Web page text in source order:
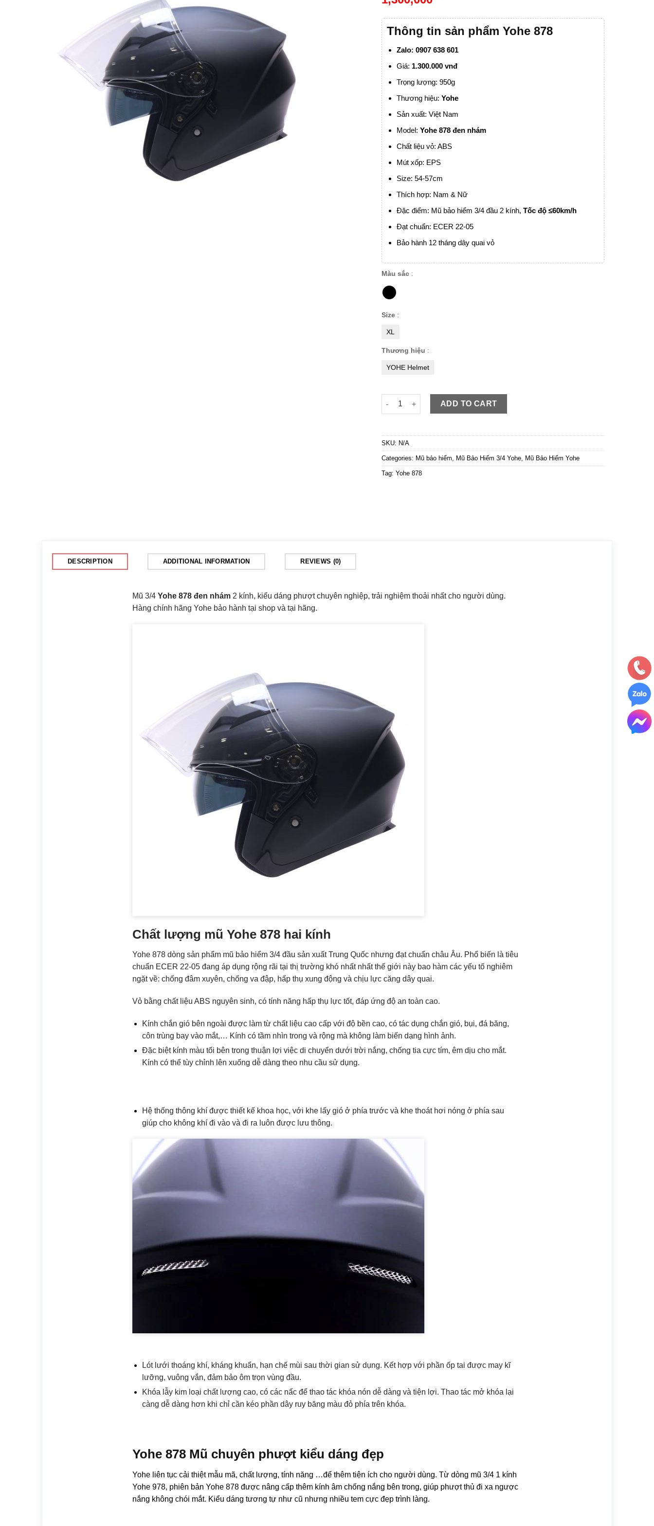
Thông tin sản phẩm Yohe 878
Zalo: 0907 638 601
Giá: 1.300.000 vnđ
Trọng lượng: 950g
Thương hiệu: Yohe
Sản xuất: Việt Nam
Model: Yohe 878 đen nhám
Chất liệu vỏ: ABS
Mút xốp: EPS
Size: 54-57cm
Thích hợp: Nam & Nữ
Đặc điểm: Mũ bảo hiểm 3/4 đầu 2 kính, Tốc độ ≤60km/h
Đạt chuẩn: ECER 22-05
Bảo hành 12 tháng dây quai vỏ
Màu sắc :
Size :
XL
Thương hiệu :
YOHE Helmet
Mũ 3/4 Yohe 878 đen nhám quantity
ADD TO CART
SKU: N/A
Categories: Mũ bảo hiểm, Mũ Bảo Hiểm 3/4 Yohe, Mũ Bảo Hiểm Yohe
Tag:Yohe 878
DESCRIPTION ADDITIONAL INFORMATION REVIEWS (0)
Mũ 3/4 Yohe 878 đen nhám 2 kính, kiểu dáng phượt chuyên nghiệp, trải nghiệm thoải nhất cho người dùng.
Hàng chính hãng Yohe bảo hành tại shop và tại hãng.
Chất lượng mũ Yohe 878 hai kính
Yohe 878 dòng sản phẩm mũ bảo hiểm 3/4 đầu sản xuất Trung Quốc nhưng đạt chuẩn châu Âu. Phổ biến là tiêu
chuẩn ECER 22-05 đang áp dụng rộng rãi tại thị trường khó nhất nhất thế giới này bao hàm các yếu tố nghiêm
ngặt về: chống đâm xuyên, chống va đập, hấp thụ xung động và chịu lực căng dây quai.
Vỏ bằng chất liệu ABS nguyên sinh, có tính năng hấp thụ lực tốt, đáp ứng độ an toàn cao.
Kính chắn gió bên ngoài được làm từ chất liệu cao cấp với độ bền cao, có tác dụng chắn gió, bụi, đá băng,
côn trùng bay vào mắt,… Kính có tầm nhìn trong và rộng mà không làm biến dạng hình ảnh.
Đặc biệt kính màu tối bên trong thuận lợi việc di chuyển dưới trời nắng, chống tia cực tím, êm dịu cho mắt.
Kính có thể tùy chỉnh lên xuống dễ dàng theo nhu cầu sử dụng.
Hệ thống thông khí được thiết kế khoa học, với khe lấy gió ở phía trước và khe thoát hơi nóng ở phía sau
giúp cho không khí đi vào và đi ra luôn được lưu thông.
Lót lưới thoáng khí, kháng khuẩn, hạn chế mùi sau thời gian sử dụng. Kết hợp với phần ốp tai được may kĩ
lưỡng, vuông vắn, đảm bảo ôm trọn vùng đầu.
Khóa lẫy kim loại chất lượng cao, có các nấc để thao tác khóa nón dễ dàng và tiện lợi. Thao tác mở khóa lại
càng dễ dàng hơn khi chỉ cần kéo phần dây ruy băng màu đỏ phía trên khóa.
Yohe 878 Mũ chuyên phượt kiểu dáng đẹp
Yohe liên tục cải thiệt mẫu mã, chất lượng, tính năng …để thêm tiện ích cho người dùng. Từ dòng mũ 3/4 1 kính
Yohe 978, phiên bản Yohe 878 được nâng cấp thêm kính âm chống nắng bên trong, giúp phượt thủ đi xa ngược
nắng không chói mắt. Kiểu dáng tương tự như cũ nhưng nhiều tem cực đẹp trình làng.